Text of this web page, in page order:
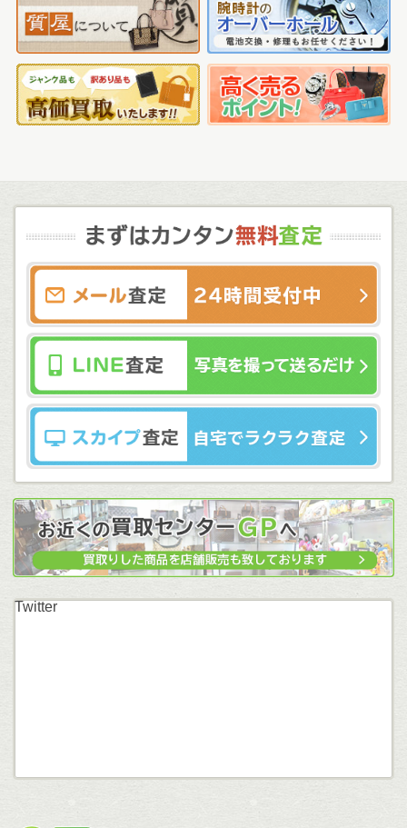
Twitter